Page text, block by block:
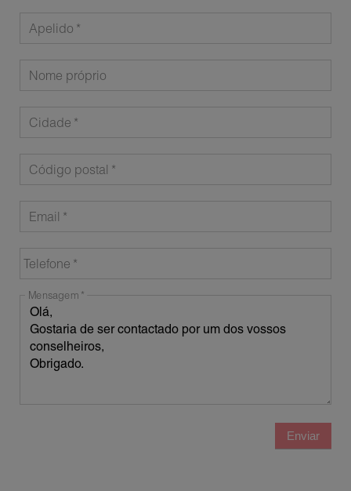
Apelido
Nome próprio
Cidade
Código postal
Email
Telefone
Mensagem
Enviar